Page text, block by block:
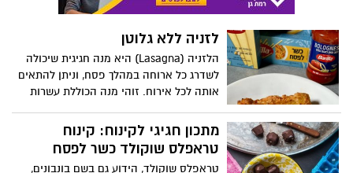
לזניה ללא גלוטן
הלזניה (Lasagna) היא מנה חגיגית שיכולה
לשדרג כל ארוחה במהלך פסח, וניתן להתאים
אותה לכל אירוח. זוהי מנה הכוללת עשרות
חלבית עם גבינות, או לזניה חצילים, לזניה
צמחונית ועוד. לרגל חג האביב, המותג ברילה
מציע לזניה ללא גלוטן, כשרה לפסח, (דפי
מתכון חגיגי לקינוח: קינוח
טראפלס שוקולד כשר לפסח
טראפלס שוקולד, הידוע גם בשם בונבונים,